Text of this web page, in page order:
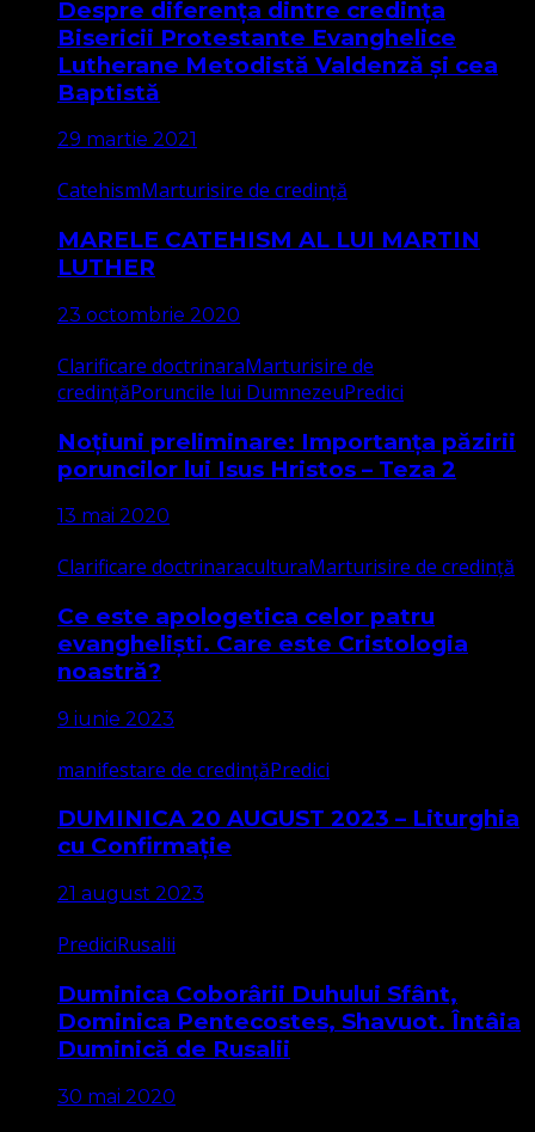
Despre diferența dintre credința
Bisericii Protestante Evanghelice
Lutherane Metodistă Valdenză și cea
Baptistă
29 martie 2021
CatehismMarturisire de credință
MARELE CATEHISM AL LUI MARTIN
LUTHER
23 octombrie 2020
Clarificare doctrinaraMarturisire de
credințăPoruncile lui DumnezeuPredici
Noțiuni preliminare: Importanța păzirii
poruncilor lui Isus Hristos – Teza 2
13 mai 2020
Clarificare doctrinaraculturaMarturisire de credință
Ce este apologetica celor patru
evangheliști. Care este Cristologia
noastră?
9 iunie 2023
manifestare de credințăPredici
DUMINICA 20 AUGUST 2023 – Liturghia
cu Confirmație
21 august 2023
PrediciRusalii
Duminica Coborârii Duhului Sfânt,
Dominica Pentecostes, Shavuot. Întâia
Duminică de Rusalii
30 mai 2020